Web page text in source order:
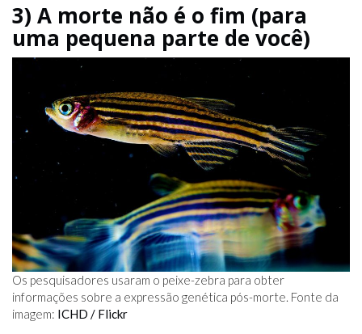
3) A morte não é o fim (para
uma pequena parte de você)
Os pesquisadores usaram o peixe-zebra para obter
informações sobre a expressão genética pós-morte. Fonte da
imagem: ICHD / Flickr